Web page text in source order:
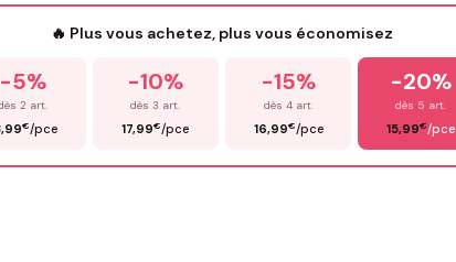
🔥 Plus vous achetez, plus vous économisez
-5%
2 art.
€/pce
-10%
dès 3 art.
17,99€/pce
-15%
dès 4 art.
16,99€/pce
-20%
dès 5 art.
15,99€/pce